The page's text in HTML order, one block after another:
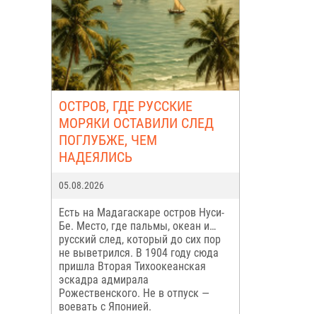
ОСТРОВ, ГДЕ РУССКИЕ
МОРЯКИ ОСТАВИЛИ СЛЕД
ПОГЛУБЖЕ, ЧЕМ
НАДЕЯЛИСЬ
05.08.2026
Есть на Мадагаскаре остров Нуси-
Бе. Место, где пальмы, океан и…
русский след, который до сих пор
не выветрился. В 1904 году сюда
пришла Вторая Тихоокеанская
эскадра адмирала
Рожественского. Не в отпуск —
воевать с Японией.